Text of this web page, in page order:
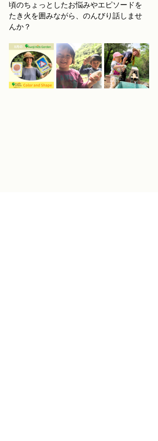
頃のちょっとしたお悩みやエピソードを
たき火を囲みながら、のんびり話しませ
んか？